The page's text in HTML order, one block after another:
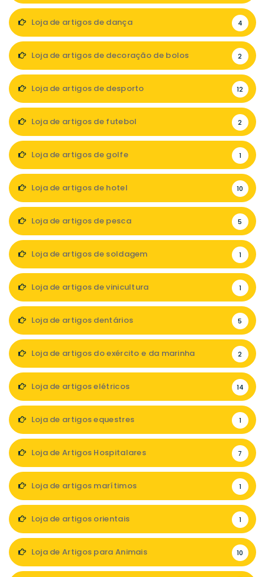
Loja de artigos de dança 4
Loja de artigos de decoração de bolos 2
Loja de artigos de desporto 12
Loja de artigos de futebol 2
Loja de artigos de golfe 1
Loja de artigos de hotel 10
Loja de artigos de pesca 5
Loja de artigos de soldagem 1
Loja de artigos de vinicultura 1
Loja de artigos dentários 5
Loja de artigos do exército e da marinha 2
Loja de artigos elétricos 14
Loja de artigos equestres 1
Loja de Artigos Hospitalares 7
Loja de artigos marítimos 1
Loja de artigos orientais 1
Loja de Artigos para Animais 10